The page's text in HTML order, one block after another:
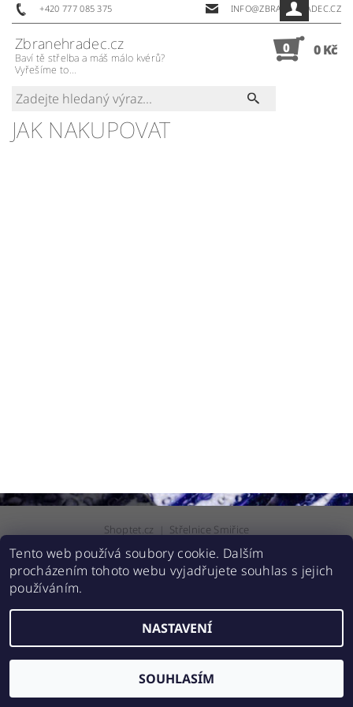
+420 777 085 375 INFO@ZBRANEHRADEC.CZ
Zbranehradec.cz
Baví tě střelba a máš málo kvérů?
Vyřešíme to...
0 0 Kč
JAK NAKUPOVAT
Shoptet.cz | Střelnice Smiřice
2026 © Zbranehradec.cz, všechna práva vyhrazena
Vytvořil Shoptet
Tento web používá soubory cookie. Dalším
procházením tohoto webu vyjadřujete souhlas s jejich
používáním.
NASTAVENÍ
SOUHLASÍM